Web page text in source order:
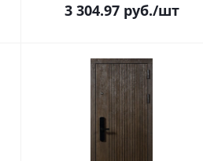
3 304.97руб./шт